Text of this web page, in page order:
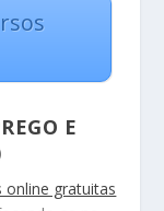
E
gratuitas